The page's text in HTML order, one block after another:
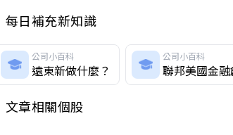
每日補充新知識
公司小百科
遠東新做什麼？
公司小百科
聯邦美國金
文章相關個股